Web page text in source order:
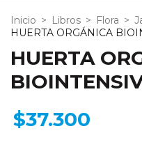
Inicio > Libros > Flora >
HUERTA ORGÁNICA
HUERTA
$37.300